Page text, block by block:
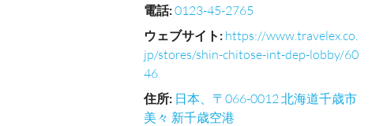
電話:0123-45-2765
ウェブサイト : https://www.travelex.co.
jp/stores/shin-chitose-int-dep-lobby/60
46
住所: 日本、〒066-0012 北海道千歳市
美々 新千歳空港